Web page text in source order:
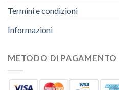
Termini e condizioni
Informazioni
METODO DI PAGAMENTO